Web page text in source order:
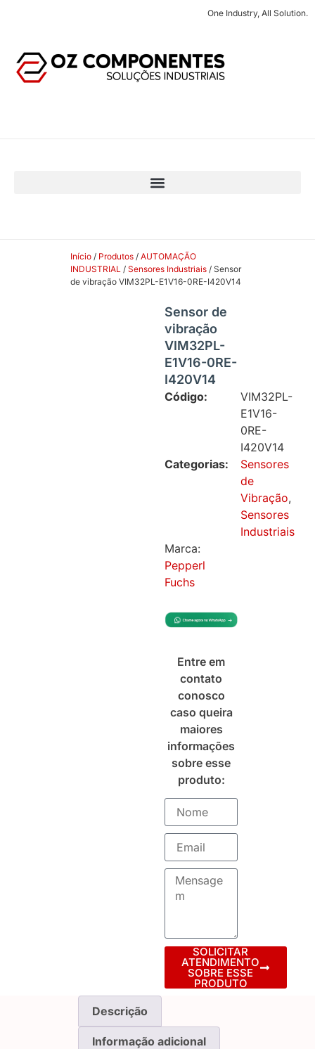
One Industry, All Solution.
Início / Produtos / AUTOMAÇÃO
INDUSTRIAL / Sensores Industriais / Sensor
de vibração VIM32PL-E1V16-0RE-I420V14
Sensor de
vibração
VIM32PL-
E1V16-0RE-
I420V14
Código:
VIM32PL-
E1V16-
0RE-
I420V14
Categorias:
Sensores
de
Vibração,
Sensores
Industriais
Marca:
Pepperl
Fuchs
Entre em
contato
conosco
caso queira
maiores
informações
sobre esse
produto:
SOLICITAR
ATENDIMENTO
SOBRE ESSE
PRODUTO
Descrição
Informação adicional